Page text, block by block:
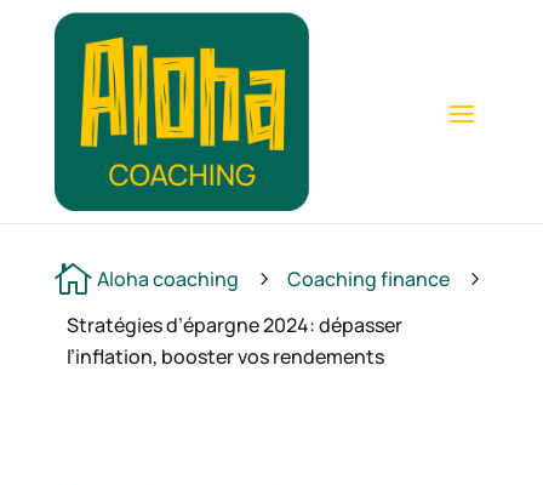
 Aloha coaching 5 Coaching finance 5
Stratégies d’épargne 2024: dépasser
l’inflation, booster vos rendements